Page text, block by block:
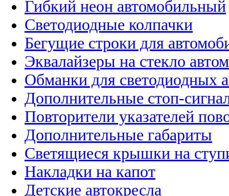
Гибкий неон автомобильный
Светодиодные колпачки
Бегущие строки для
Эквалайзеры на стекло
Обманки для светодиодных
Дополнительные стоп-
Повторители указателей
Дополнительные габариты
Светящиеся крышки на
Накладки на капот
Детские автокресла